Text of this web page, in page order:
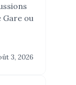
Gare ou
3, 2026